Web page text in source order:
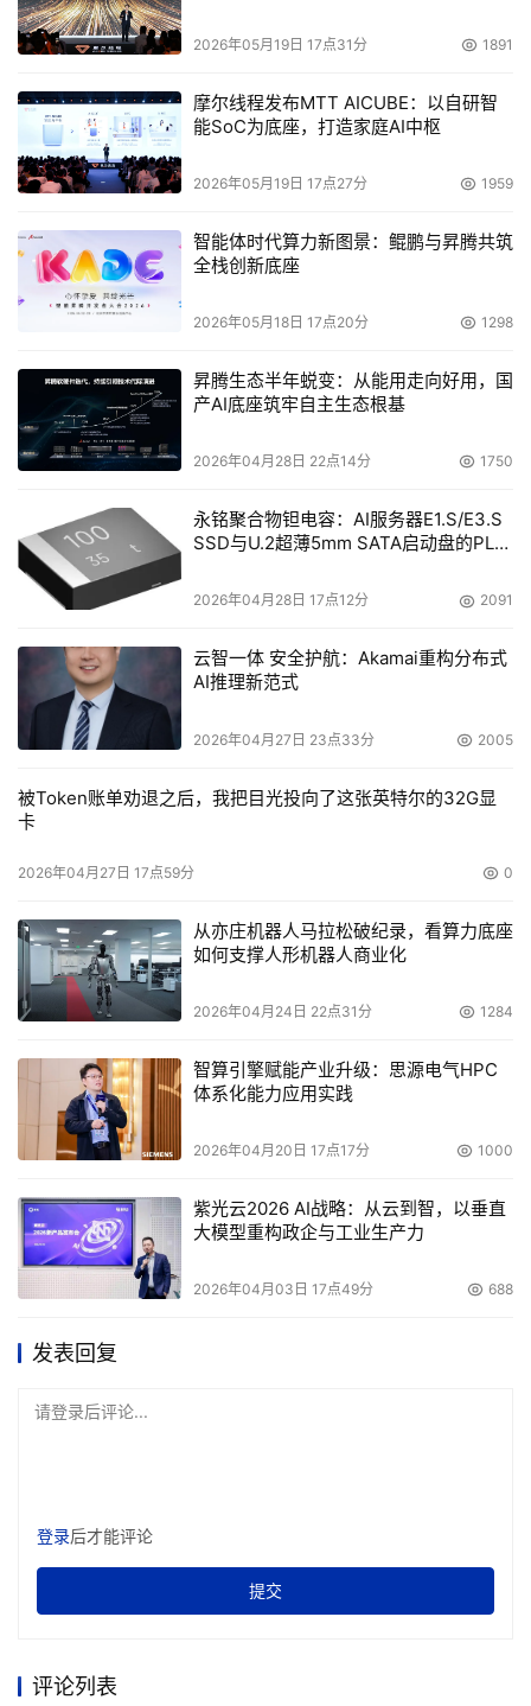
本文来源于DOIT传媒，文章内容仅供参考，不构成投资建议。
2026年05月19日 17点31分 1891
摩尔线程发布MTT AICUBE：以自研智
能SoC为底座，打造家庭AI中枢
2026年05月19日 17点27分 1959
智能体时代算力新图景：鲲鹏与昇腾共筑
全栈创新底座
2026年05月18日 17点20分 1298
昇腾生态半年蜕变：从能用走向好用，国
产AI底座筑牢自主生态根基
2026年04月28日 22点14分 1750
永铭聚合物钽电容：AI服务器E1.S/E3.S
SSD与U.2超薄5mm SATA启动盘的PLP
2026年04月28日 17点12分 2091
云智一体 安全护航：Akamai重构分布式
AI推理新范式
2026年04月27日 23点33分 2005
被Token账单劝退之后，我把目光投向了这张英特尔的32G显
卡
2026年04月27日 17点59分 0
从亦庄机器人马拉松破纪录，看算力底座
如何支撑人形机器人商业化
2026年04月24日 22点31分 1284
智算引擎赋能产业升级：思源电气HPC
体系化能力应用实践
2026年04月20日 17点17分 1000
紫光云2026 AI战略：从云到智，以垂直
大模型重构政企与工业生产力
2026年04月03日 17点49分 688
发表回复
请登录后评论...
登录后才能评论
提交
评论列表